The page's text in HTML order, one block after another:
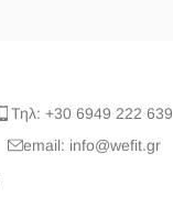
Τηλ: +30 6949 222 639
email: info@wefit.gr